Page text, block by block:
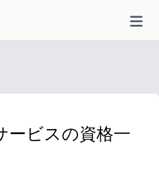
ービスの資格一